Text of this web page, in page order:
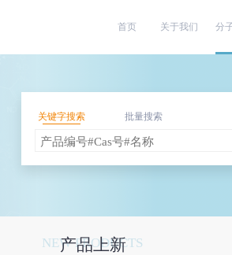
首页 关于我们 分
关键字搜索 批量搜索
NEW PRODUCTS
产品上新